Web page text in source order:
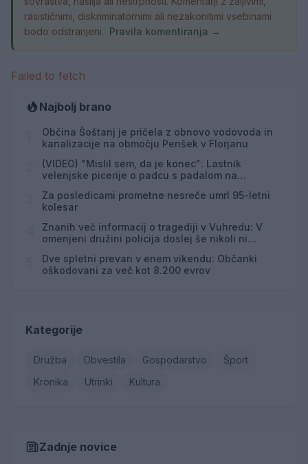
rasističnimi, diskriminatornimi ali nezakonitimi vsebinami
bodo odstranjeni. Pravila komentiranja →
Failed to fetch
Najbolj brano
Občina Šoštanj je pričela z obnovo vodovoda in
kanalizacije na območju Penšek v Florjanu
(VIDEO) "Mislil sem, da je konec": Lastnik
velenjske picerije o padcu s padalom na
Za posledicami prometne nesreče umrl 95-letni
kolesar
Znanih več informacij o tragediji v Vuhredu: V
omenjeni družini policija doslej še nikoli ni
Dve spletni prevari v enem vikendu: Občanki
oškodovani za več kot 8.200 evrov
Kategorije
Družba Obvestila Gospodarstvo
Šport
Kronika
Utrinki Kultura
Zadnje novice